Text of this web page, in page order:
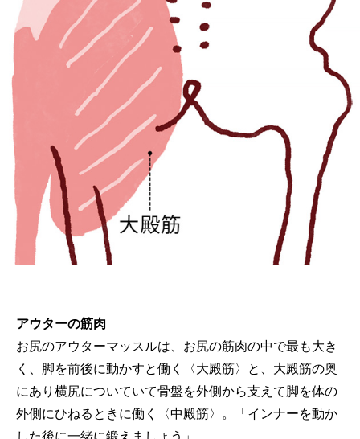
アウターの筋肉
お尻のアウターマッスルは、お尻の筋肉の中で最も大き
く、脚を前後に動かすと働く〈大殿筋〉と、大殿筋の奥
にあり横尻についていて骨盤を外側から支えて脚を体の
外側にひねるときに働く〈中殿筋〉。「インナーを動か